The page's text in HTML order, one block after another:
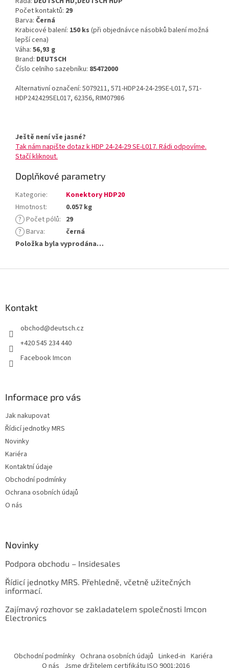
Počet kontaktů: 29
Barva: Černá
Krabicové balení: 150 ks (při objednávce násobků balení možná
lepší cena)
Váha: 56,93 g
Brand: DEUTSCH
Číslo celního sazebníku: 85472000
Alternativní označení: 5079211, 571-HDP24-24-29SE-L017, 571-
HDP242429SEL017, 62356, RIM07986
Ještě není vše jasné?
Tak nám napište dotaz k HDP 24-24-29 SE-L017. Rádi odpovíme.
Stačí kliknout.
Doplňkové parametry
Kategorie:
Konektory HDP20
Hmotnost:
0.057 kg
? Počet pólů: 29
? Barva:
černá
Položka byla vyprodána…
Kontakt
obchod@deutsch.cz
+420 545 234 440
Facebook Imcon
Informace pro vás
Jak nakupovat
Řídicí jednotky MRS
Novinky
Kariéra
Kontaktní údaje
Obchodní podmínky
Ochrana osobních údajů
O nás
Novinky
Podpora obchodu – Insidesales
Řídicí jednotky MRS. Přehledně, včetně užitečných
informací.
Zajímavý rozhovor se zakladatelem společnosti Imcon
Electronics
Obchodní podmínky Ochrana osobních údajů Linked-in Kariéra